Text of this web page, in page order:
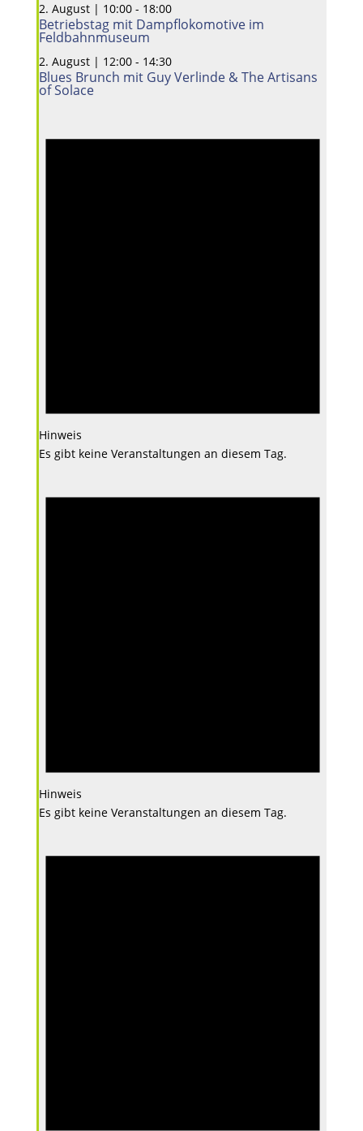
2. August | 10:00- 18:00
Betriebstag mit Dampflokomotive im
Feldbahnmuseum
2. August | 12:00- 14:30
Blues Brunch mit Guy Verlinde & The Artisans
of Solace
Hinweis
Es gibt keine Veranstaltungen an diesem Tag.
Hinweis
Es gibt keine Veranstaltungen an diesem Tag.